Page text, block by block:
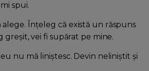
spui.
Înțeleg că există un răspuns
greșit, vei fi supărat pe mine.
nu mă liniștesc. Devin neliniștit și